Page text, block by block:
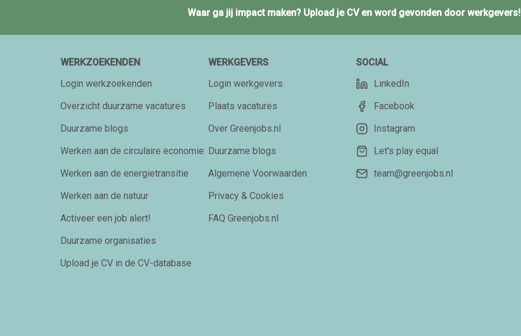
Waar ga jij impact maken? Upload je CV en word gevonden door werkgevers!
WERKZOEKENDEN
Login werkzoekenden
Overzicht duurzame vacatures
Duurzame blogs
Werken aan de circulaire economie
Werken aan de energietransitie
Werken aan de natuur
Activeer een job alert!
Duurzame organisaties
Upload je CV in de CV-database
WERKGEVERS
Login werkgevers
Plaats vacatures
Over Greenjobs.nl
Duurzame blogs
Algemene Voorwaarden
Privacy & Cookies
FAQ Greenjobs.nl
SOCIAL
LinkedIn
Facebook
Instagram
Let's play equal
team@greenjobs.nl